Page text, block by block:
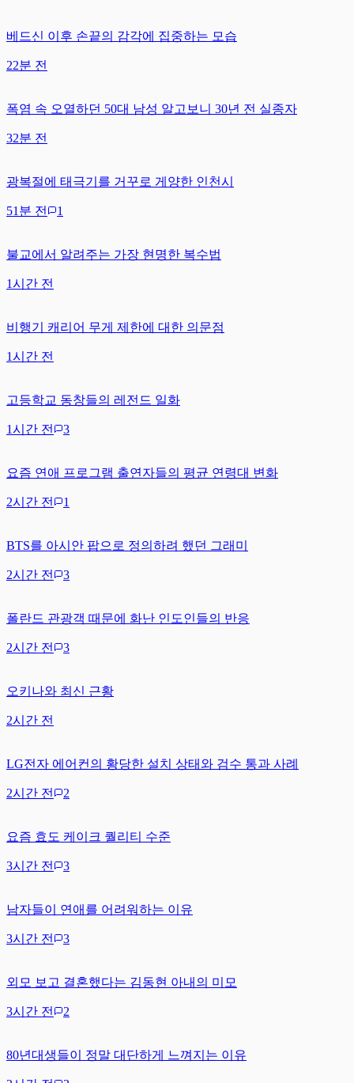
베드신 이후 손끝의 감각에 집중하는 모습
22분 전
폭염 속 오열하던 50대 남성 알고보니 30년 전 실종자
32분 전
광복절에 태극기를 거꾸로 게양한 인천시
51분 전 1
불교에서 알려주는 가장 현명한 복수법
1시간 전
비행기 캐리어 무게 제한에 대한 의문점
1시간 전
고등학교 동창들의 레전드 일화
1시간 전 3
요즘 연애 프로그램 출연자들의 평균 연령대 변화
2시간 전 1
BTS를 아시안 팝으로 정의하려 했던 그래미
2시간 전 3
폴란드 관광객 때문에 화난 인도인들의 반응
2시간 전 3
오키나와 최신 근황
2시간 전
LG전자 에어컨의 황당한 설치 상태와 검수 통과 사례
2시간 전 2
요즘 효도 케이크 퀄리티 수준
3시간 전 3
남자들이 연애를 어려워하는 이유
3시간 전 3
외모 보고 결혼했다는 김동현 아내의 미모
3시간 전 2
80년대생들이 정말 대단하게 느껴지는 이유